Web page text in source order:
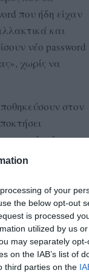
of your
the below opt-out
is processed
utilized by us
may separately
on the IAB’s list of
third parties on the
που ήδη είχαν
και
νέο password
χωρίς να
στον
τελικές
και
τους.
δεν διαθέτουν,
τις ημέρες
10-7-2026 και